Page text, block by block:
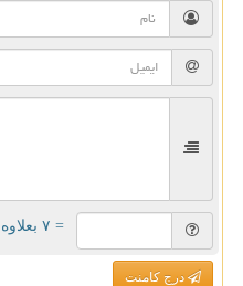
= ۷ بعلاوه ۵
درج کامنت